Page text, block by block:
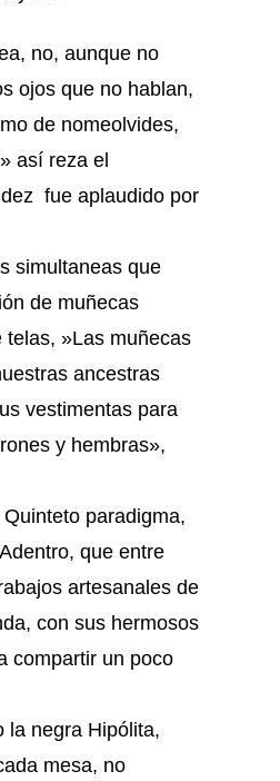
no, aunque no
ojos que no hablan,
de nomeolvides,
así reza el
fue aplaudido por
simultaneas que
de muñecas
»Las muñecas
ancestras
vestimentas para
y hembras»,
paradigma,
que entre
artesanales de
con sus hermosos
compartir un poco
la negra Hipólita,
mesa, no